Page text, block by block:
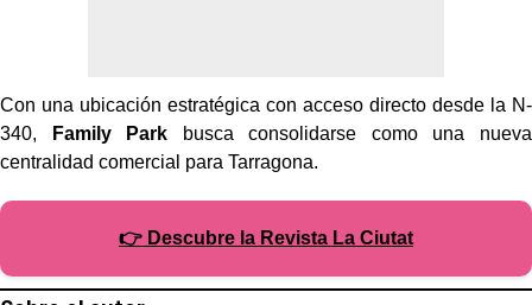
Con una ubicación estratégica con acceso directo desde la N-
340,
Family Park busca consolidarse como una nueva
centralidad comercial para Tarragona.
👉 Descubre la Revista La Ciutat